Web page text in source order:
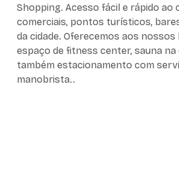
Shopping. Acesso fácil e rápido ao
comerciais, pontos turísticos,
da cidade. Oferecemos aos nossos
espaço de fitness center, sauna
também estacionamento com
manobrista..